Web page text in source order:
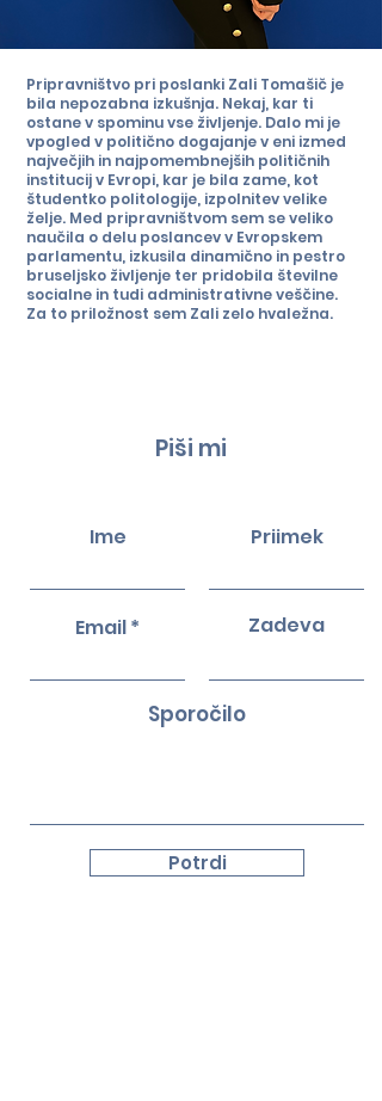
Pripravništvo pri poslanki Zali Tomašič je
bila nepozabna izkušnja. Nekaj, kar ti
ostane v spominu vse življenje. Dalo mi je
vpogled v politično dogajanje v eni izmed
največjih in najpomembnejših političnih
institucij v Evropi, kar je bila zame, kot
študentko politologije, izpolnitev velike
želje. Med pripravništvom sem se veliko
naučila o delu poslancev v Evropskem
parlamentu, izkusila dinamično in pestro
bruseljsko življenje ter pridobila številne
socialne in tudi administrativne veščine.
Za to priložnost sem Zali zelo hvaležna.
Piši mi
Ime Priimek
Email Zadeva
Sporočilo
Potrdi